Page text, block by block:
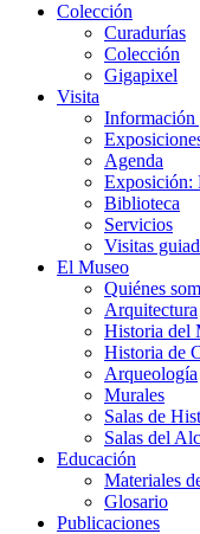
Colección
Curadurías
Colección
Gigapixel
Visita
Información
Agenda
Exposición:
Biblioteca
Servicios
Visitas
El Museo
Quiénes
Arquitectura
Historia del
Historia de
Arqueología
Murales
Salas de
Salas del
Educación
Materiales
Glosario
Publicaciones